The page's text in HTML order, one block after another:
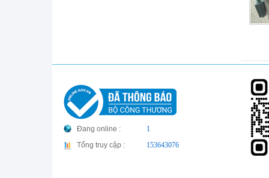
Đang online :
1
Tổng truy cập :
153643076